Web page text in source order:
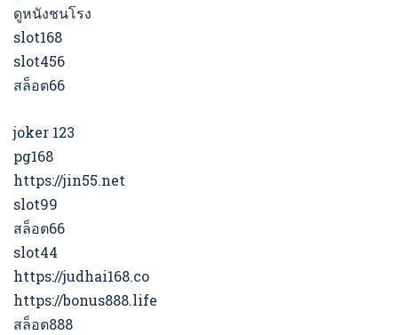
ดูหนังชนโรง
slot168
slot456
สล็อต66
joker 123
pg168
https://jin55.net
slot99
สล็อต66
slot44
https://judhai168.co
https://bonus888.life
สล็อต888